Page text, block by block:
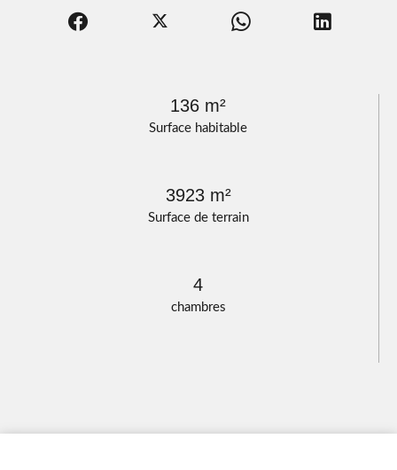
Surface habitable
136 m²
Surface de terrain
3923 m²
chambres
4